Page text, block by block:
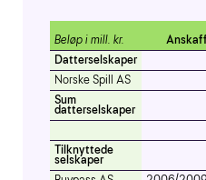
Beløp i mill. kr.
Datterselskaper
Norske Spill AS
Sum
datterselskaper
Tilknyttede
selskaper